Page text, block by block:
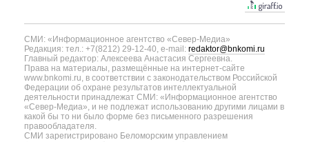
СМИ: «Информационное агентство «Север-Медиа»
Редакция: тел.: +7(8212) 29-12-40, e-mail: redaktor@bnkomi.ru
Главный редактор: Алексеева Анастасия Сергеевна.
Права на материалы, размещённые на интернет-сайте
www.bnkomi.ru, в соответствии с законодательством Российской
Федерации об охране результатов интеллектуальной
деятельности принадлежат СМИ: «Информационное агентство
«Север-Медиа», и не подлежат использованию другими лицами в
какой бы то ни было форме без письменного разрешения
правообладателя.
СМИ зарегистрировано Беломорским управлением